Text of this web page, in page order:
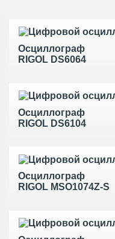
Осциллограф
RIGOL DS6064
Осциллограф
RIGOL DS6104
Осциллограф
RIGOL MSO1074Z-S